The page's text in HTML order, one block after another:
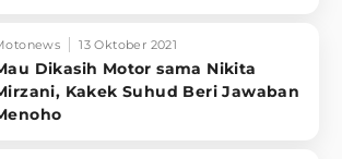
13 Oktober 2021
Dikasih Motor sama Nikita
Kakek Suhud Beri Jawaban